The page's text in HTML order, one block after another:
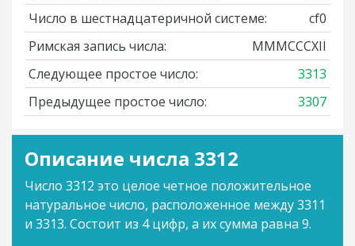
Число в шестнадцатеричной системе:
cf0
Римская запись числа:
MMMCCCXII
Следующее простое число:
3313
Предыдущее простое число:
3307
Описание числа 3312
Число 3312 это целое четное положительное
натуральное число, расположенное между 3311
и 3313. Состоит из 4 цифр, а их сумма равна 9.